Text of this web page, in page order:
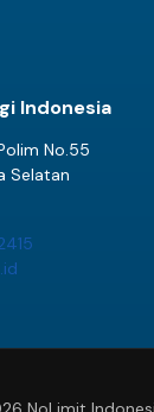
Indonesia
No.55
Selatan